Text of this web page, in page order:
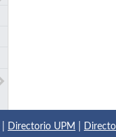
Directorio UPM